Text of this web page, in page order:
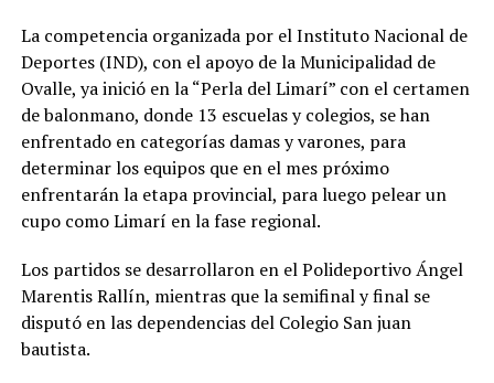
La competencia organizada por el Instituto Nacional de
Deportes (IND), con el apoyo de la Municipalidad de
Ovalle, ya inició en la “Perla del Limarí” con el certamen
de balonmano, donde 13 escuelas y colegios, se han
enfrentado en categorías damas y varones, para
determinar los equipos que en el mes próximo
enfrentarán la etapa provincial, para luego pelear un
cupo como Limarí en la fase regional.
Los partidos se desarrollaron en el Polideportivo Ángel
Marentis Rallín, mientras que la semifinal y final se
disputó en las dependencias del Colegio San juan
bautista.